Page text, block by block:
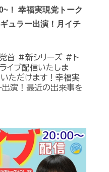
！ 幸福実現党トーク
ュラー出演！月イチ
首 #新シリーズ #ト
イブ配信いたしま
ただけます！幸福実
出演！最近の出来事を